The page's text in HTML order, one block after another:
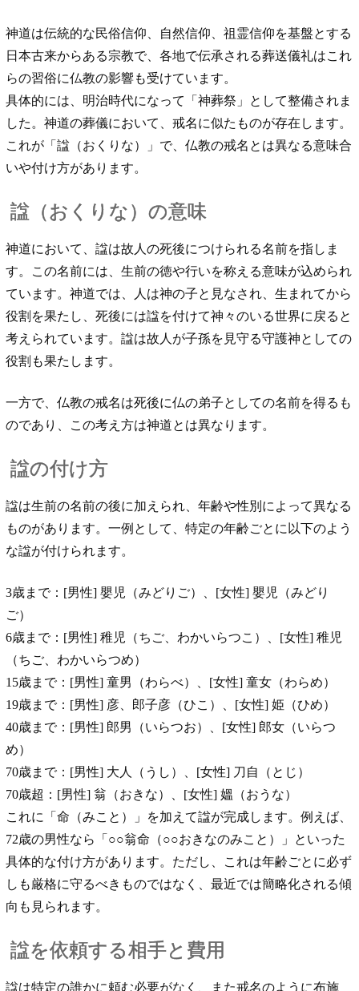
神道は伝統的な民俗信仰、自然信仰、祖霊信仰を基盤とする
日本古来からある宗教で、各地で伝承される葬送儀礼はこれ
らの習俗に仏教の影響も受けています。
具体的には、明治時代になって「神葬祭」として整備されま
した。神道の葬儀において、戒名に似たものが存在します。
これが「諡（おくりな）」で、仏教の戒名とは異なる意味合
いや付け方があります。
諡（おくりな）の意味
神道において、諡は故人の死後につけられる名前を指しま
す。この名前には、生前の徳や行いを称える意味が込められ
ています。神道では、人は神の子と見なされ、生まれてから
役割を果たし、死後には諡を付けて神々のいる世界に戻ると
考えられています。諡は故人が子孫を見守る守護神としての
役割も果たします。
一方で、仏教の戒名は死後に仏の弟子としての名前を得るも
のであり、この考え方は神道とは異なります。
諡の付け方
諡は生前の名前の後に加えられ、年齢や性別によって異なる
ものがあります。一例として、特定の年齢ごとに以下のよう
な諡が付けられます。
3歳まで：[男性] 嬰児（みどりご）、[女性] 嬰児（みどり
ご）
6歳まで：[男性] 稚児（ちご、わかいらつこ）、[女性] 稚児
（ちご、わかいらつめ）
15歳まで：[男性] 童男（わらべ）、[女性] 童女（わらめ）
19歳まで：[男性] 彦、郎子彦（ひこ）、[女性] 姫（ひめ）
40歳まで：[男性] 郎男（いらつお）、[女性] 郎女（いらつ
め）
70歳まで：[男性] 大人（うし）、[女性] 刀自（とじ）
70歳超：[男性] 翁（おきな）、[女性] 媼（おうな）
これに「命（みこと）」を加えて諡が完成します。例えば、
72歳の男性なら「○○翁命（○○おきなのみこと）」といった
具体的な付け方があります。ただし、これは年齢ごとに必ず
しも厳格に守るべきものではなく、最近では簡略化される傾
向も見られます。
諡を依頼する相手と費用
諡は特定の誰かに頼む必要がなく、また戒名のように布施